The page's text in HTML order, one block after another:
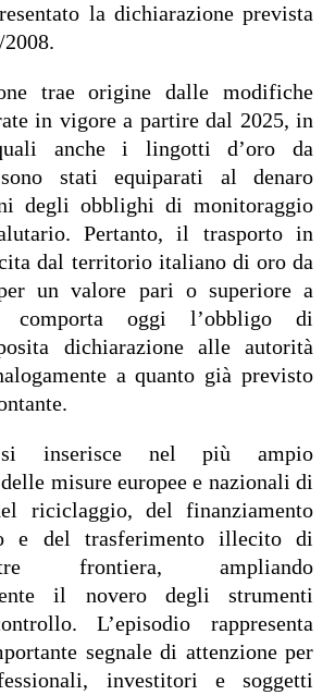
la dichiarazione prevista
trae origine dalle modifiche
in vigore a partire dal 2025, in
anche i lingotti d’oro da
stati equiparati al denaro
degli obblighi di monitoraggio
Pertanto, il trasporto in
dal territorio italiano di oro da
un valore pari o superiore a
comporta oggi l’obbligo di
dichiarazione alle autorità
a quanto già previsto
inserisce nel più ampio
misure europee e nazionali di
riciclaggio, del finanziamento
e del trasferimento illecito di
frontiera, ampliando
il novero degli strumenti
L’episodio rappresenta
segnale di attenzione per
investitori e soggetti